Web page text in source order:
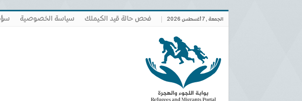
الجمعة , 7 أغسطس 2026 فحص حالة قيد الكيملك سياسة الخصوصية